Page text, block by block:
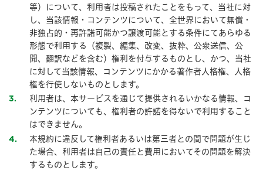
等）について、利用者は投稿されたことをもって、当社に対
し、当該情報・コンテンツについて、全世界において無償・
非独占的・再許諾可能かつ譲渡可能とする条件にてあらゆる
形態で利用する（複製、編集、改変、抜粋、公衆送信、公
開、翻訳などを含む）権利を付与するものとし、かつ、当社
に対して当該情報、コンテンツにかかる著作者人格権、人格
権を行使しないものとします。
3
利用者は、本サービスを通じて提供されるいかなる情報、コ
ンテンツについても、権利者の許諾を得ないで利用すること
はできません。
4
本規約に違反して権利者あるいは第三者との間で問題が生じ
た場合、利用者は自己の責任と費用においてその問題を解決
するものとします。